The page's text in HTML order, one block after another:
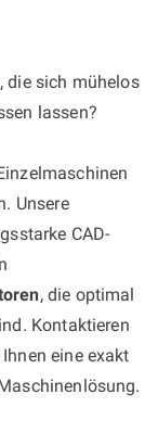
, die sich mühelos
lassen?
Unsere
CAD-
, die optimal
Kontaktieren
eine exakt